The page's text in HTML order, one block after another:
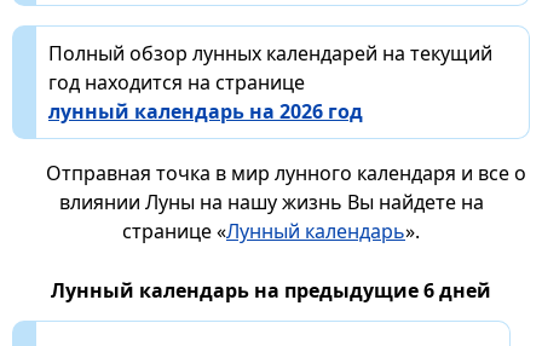
Полный обзор лунных календарей на текущий
год находится на странице
лунный календарь на 2026 год
Отправная точка в мир лунного календаря и все о
влиянии Луны на нашу жизнь Вы найдете на
странице «Лунный календарь».
Лунный календарь на предыдущие 6 дней